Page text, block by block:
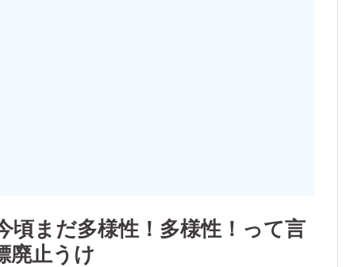
頃まだ多様性！多様性！って言
廃止うけ